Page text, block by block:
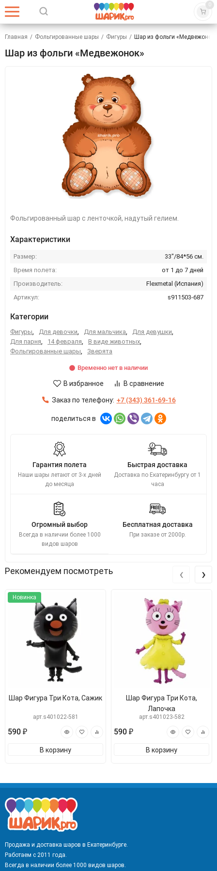
0
Главная / Фольгированные шары / Фигуры / Шар из фольги «Медвежонок»
Шар из фольги «Медвежонок»
Фольгированный шар с ленточкой, надутый гелием.
Характеристики
Размер:
33"/84*56 см.
Время полета:
от 1 до 7 дней
Производитель:
Flexmetal (Испания)
Артикул:
s911503-687
Категории
Фигуры, Для девочки, Для мальчика, Для девушки,
Для парня, 14 февраля, В виде животных,
Фольгированные шары, Зверята
Временно нет в наличии
В избранное В сравнение
Заказ по телефону: +7 (343) 361-69-16
поделиться в
Гарантия полета
Наши шары летают от 3-х дней
до месяца
Быстрая доставка
Доставка по Екатеринбургу от 1
часа
Огромный выбор
Всегда в наличии более 1000
видов шаров
Бесплатная доставка
При заказе от 2000р.
Рекомендуем посмотреть
Новинка
Шар Фигура Три Кота, Сажик
арт.s401022-581
590 ₽
В корзину
Шар Фигура Три Кота,
Лапочка
арт.s401023-582
590 ₽
В корзину
‹ ›
Продажа и доставка шаров в Екатеринбурге.
Работаем с 2011 года.
Всегда в наличии более 1000 видов шаров.